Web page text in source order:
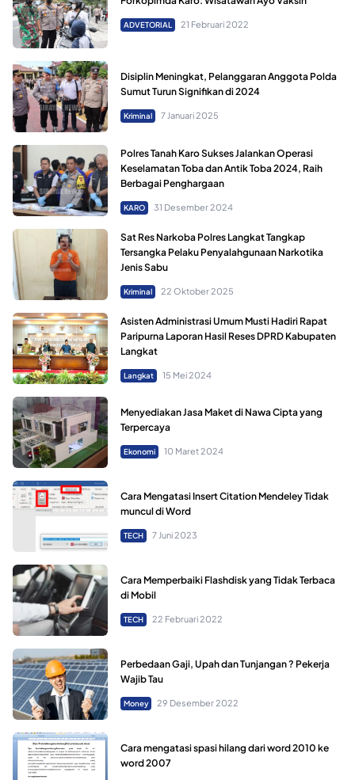
ADVETORIAL 21 Februari 2022
Disiplin Meningkat, Pelanggaran Anggota Polda
Sumut Turun Signifikan di 2024
Kriminal 7 Januari 2025
Polres Tanah Karo Sukses Jalankan Operasi
Keselamatan Toba dan Antik Toba 2024, Raih
Berbagai Penghargaan
KARO 31 Desember 2024
Sat Res Narkoba Polres Langkat Tangkap
Tersangka Pelaku Penyalahgunaan Narkotika
Jenis Sabu
Kriminal 22 Oktober 2025
Asisten Administrasi Umum Musti Hadiri Rapat
Paripurna Laporan Hasil Reses DPRD Kabupaten
Langkat
Langkat 15 Mei 2024
Menyediakan Jasa Maket di Nawa Cipta yang
Terpercaya
Ekonomi 10 Maret 2024
Cara Mengatasi Insert Citation Mendeley Tidak
muncul di Word
TECH 7 Juni 2023
Cara Memperbaiki Flashdisk yang Tidak Terbaca
di Mobil
TECH 22 Februari 2022
Perbedaan Gaji, Upah dan Tunjangan ? Pekerja
Wajib Tau
Money 29 Desember 2022
Cara mengatasi spasi hilang dari word 2010 ke
word 2007